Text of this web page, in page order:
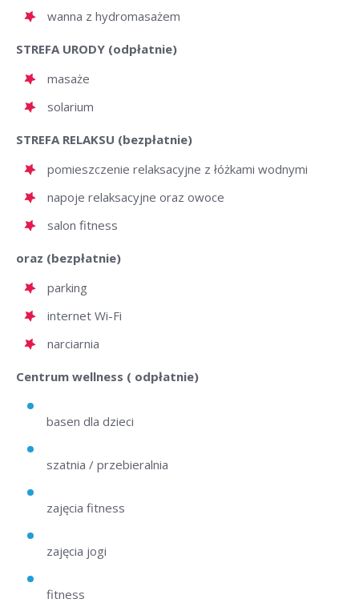
wanna z hydromasażem
STREFA URODY (odpłatnie)
masaże
solarium
STREFA RELAKSU (bezpłatnie)
pomieszczenie relaksacyjne z łóżkami wodnymi
napoje relaksacyjne oraz owoce
salon fitness
oraz (bezpłatnie)
parking
internet Wi-Fi
narciarnia
Centrum wellness ( odpłatnie)
basen dla dzieci
szatnia / przebieralnia
zajęcia fitness
zajęcia jogi
fitness